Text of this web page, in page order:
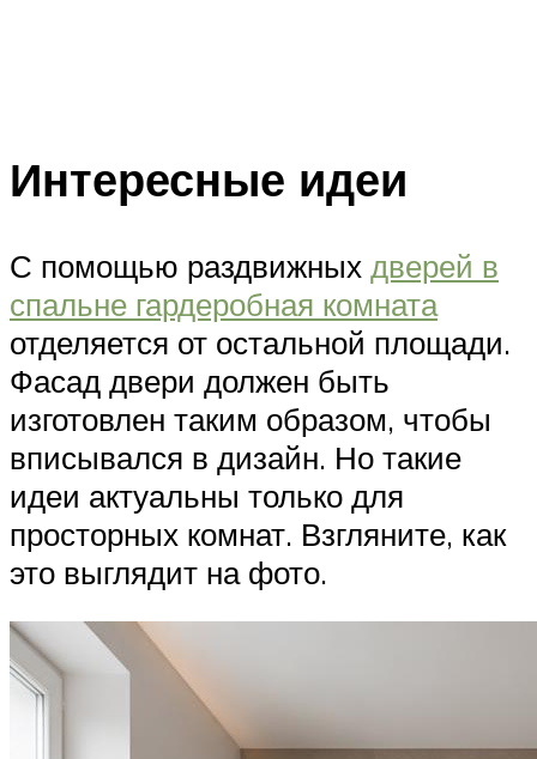
Интересные идеи
С помощью раздвижных дверей в
спальне гардеробная комната
отделяется от остальной площади.
Фасад двери должен быть
изготовлен таким образом, чтобы
вписывался в дизайн. Но такие
идеи актуальны только для
просторных комнат. Взгляните, как
это выглядит на фото.